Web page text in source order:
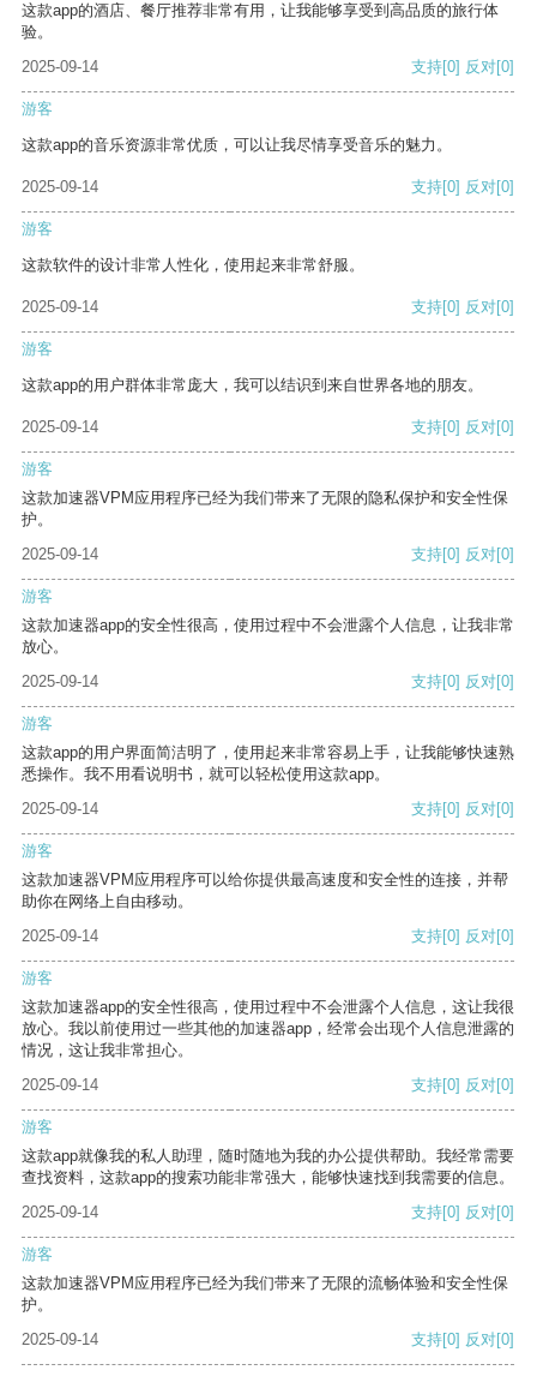
这款app的酒店、餐厅推荐非常有用，让我能够享受到高品质的旅行体
验。
2025-09-14
支持[0] 反对[0]
游客
这款app的音乐资源非常优质，可以让我尽情享受音乐的魅力。
2025-09-14 支持[0] 反对[0]
游客
这款软件的设计非常人性化，使用起来非常舒服。
2025-09-14 支持[0] 反对[0]
游客
这款app的用户群体非常庞大，我可以结识到来自世界各地的朋友。
2025-09-14 支持[0] 反对[0]
游客
这款加速器VPM应用程序已经为我们带来了无限的隐私保护和安全性保
护。
2025-09-14
支持[0] 反对[0]
游客
这款加速器app的安全性很高，使用过程中不会泄露个人信息，让我非常
放心。
2025-09-14
支持[0] 反对[0]
游客
这款app的用户界面简洁明了，使用起来非常容易上手，让我能够快速熟
悉操作。我不用看说明书，就可以轻松使用这款app。
2025-09-14
支持[0] 反对[0]
游客
这款加速器VPM应用程序可以给你提供最高速度和安全性的连接，并帮
助你在网络上自由移动。
2025-09-14
支持[0] 反对[0]
游客
这款加速器app的安全性很高，使用过程中不会泄露个人信息，这让我很
放心。我以前使用过一些其他的加速器app，经常会出现个人信息泄露的
情况，这让我非常担心。
2025-09-14
支持[0] 反对[0]
游客
这款app就像我的私人助理，随时随地为我的办公提供帮助。我经常需要
查找资料，这款app的搜索功能非常强大，能够快速找到我需要的信息。
2025-09-14
支持[0] 反对[0]
游客
这款加速器VPM应用程序已经为我们带来了无限的流畅体验和安全性保
护。
2025-09-14
支持[0] 反对[0]